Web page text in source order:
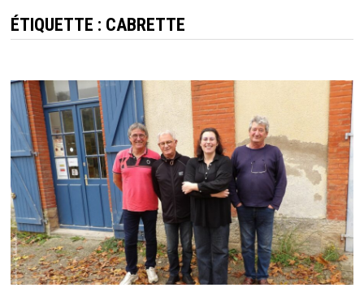
ÉTIQUETTE : CABRETTE